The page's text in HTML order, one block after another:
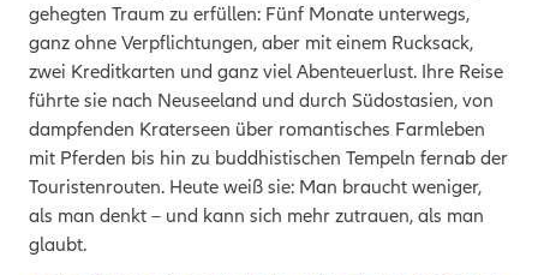
gehegten Traum zu erfüllen: Fünf Monate unterwegs,
ganz ohne Verpflichtungen, aber mit einem Rucksack,
zwei Kreditkarten und ganz viel Abenteuerlust. Ihre Reise
führte sie nach Neuseeland und durch Südostasien, von
dampfenden Kraterseen über romantisches Farmleben
mit Pferden bis hin zu buddhistischen Tempeln fernab der
Touristenrouten. Heute weiß sie: Man braucht weniger,
als man denkt – und kann sich mehr zutrauen, als man
glaubt.